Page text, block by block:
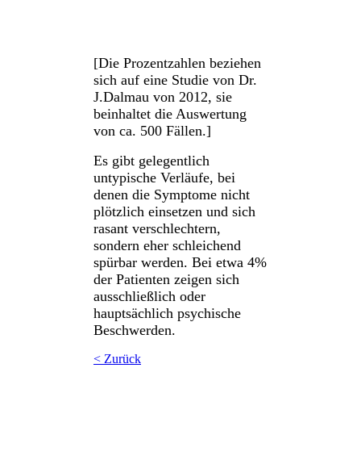
[Die Prozentzahlen beziehen
sich auf eine Studie von Dr.
J.Dalmau von 2012, sie
beinhaltet die Auswertung
von ca. 500 Fällen.]
Es gibt gelegentlich
untypische Verläufe, bei
denen die Symptome nicht
plötzlich einsetzen und sich
rasant verschlechtern,
sondern eher schleichend
spürbar werden. Bei etwa 4%
der Patienten zeigen sich
ausschließlich oder
hauptsächlich psychische
Beschwerden.
< Zurück